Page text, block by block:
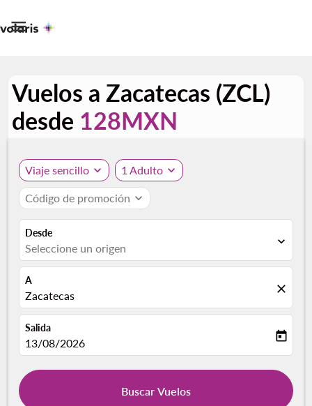

Vuelos a Zacatecas (ZCL)
desde 128MXN
Viaje sencillo expand_more 1 Adulto expand_more
Código de promoción expand_more
Desde
Seleccione un origen expand_more
A
Zacatecas close
Salida
fc-booking-departure-date-aria-label
13/08/2026 today
Buscar Vuelos